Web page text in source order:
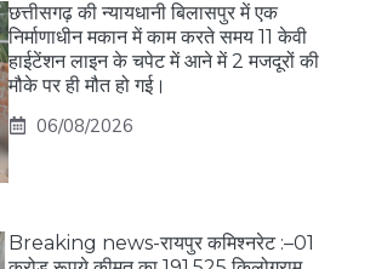
छत्तीसगढ़ की न्यायधानी बिलासपुर में एक
निर्माणाधीन मकान में काम करते समय 11 केवी
हाईटेंशन लाइन के चपेट में आने में 2 मजदूरों की
मौके पर ही मौत हो गई।
06/08/2026
Breaking news-रायपुर कमिश्नरेट :–01